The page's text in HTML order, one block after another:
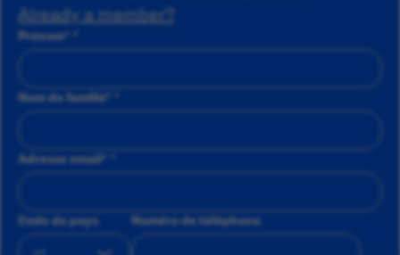
Already a member?
Prénom*
Nom de famille*
Adresse email*
Code du pays Numéro de téléphone